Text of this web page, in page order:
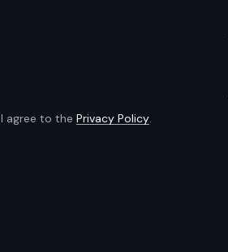
I agree to thePrivacy Policy.